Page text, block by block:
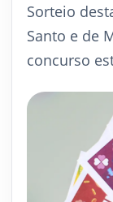
Sorteio
Santo e de
concurso